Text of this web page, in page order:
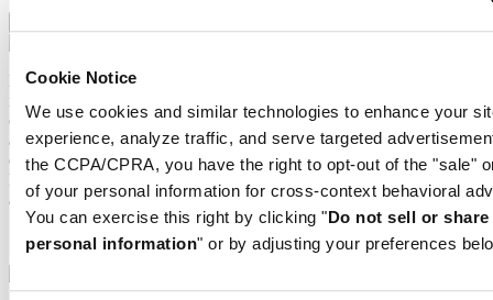
Cookie Notice
We use cookies and similar technologies to enhance your
experience, analyze traffic, and serve targeted
the CCPA/CPRA, you have the right to opt-out of the "sale"
of your personal information for cross-context behavioral
You can exercise this right by clicking "Do not sell or share
personal information" or by adjusting your preferences
La dernière version du concept DS est le fruit de recherches
équipements de pointe et des tests approfondis ont permis de mettre
au point un design ultrarobuste qui repousse encore les limites. Quel
est le secret du succès du nouveau DS Concept « Extreme Shock
Resistance » ? Les qualités éprouvées du concept DS classique,
associées à trois caractéristiques supplémentaires.
Extreme Shock Resistance